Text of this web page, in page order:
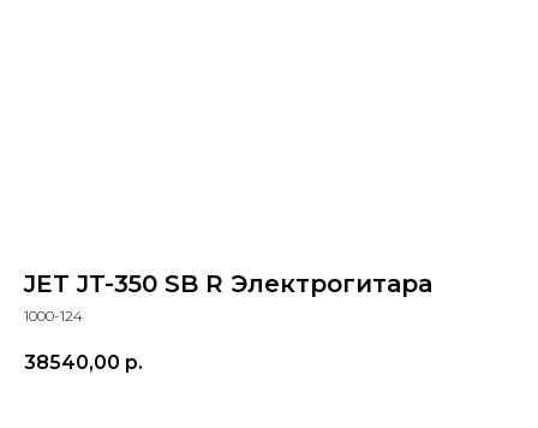
JET JT-350 SB R Электрогитара
1000-124
38540,00 р.